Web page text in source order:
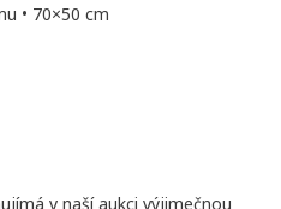
• 70×50 cm
v naší aukci výjimečnou